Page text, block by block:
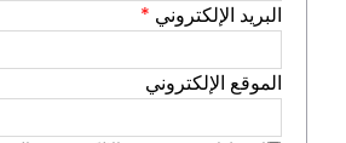
البريد الإلكتروني *
الموقع الإلكتروني